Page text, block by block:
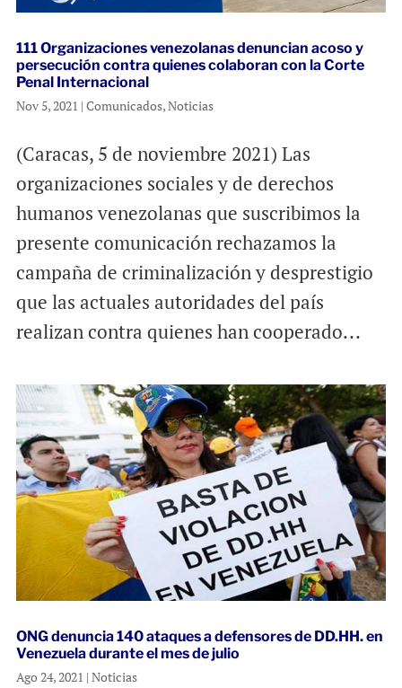
111 Organizaciones venezolanas denuncian acoso y
persecución contra quienes colaboran con la Corte
Penal Internacional
Nov 5, 2021 | Comunicados,Noticias
(Caracas, 5 de noviembre 2021) Las
organizaciones sociales y de derechos
humanos venezolanas que suscribimos la
presente comunicación rechazamos la
campaña de criminalización y desprestigio
que las actuales autoridades del país
realizan contra quienes han cooperado...
ONG denuncia 140 ataques a defensores de DD.HH. en
Venezuela durante el mes de julio
Ago 24, 2021 | Noticias